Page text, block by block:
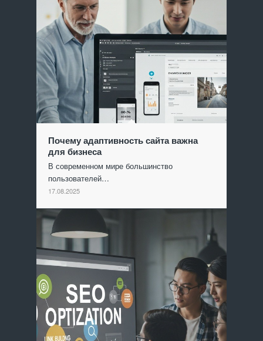
Почему адаптивность сайта важна
для бизнеса
В современном мире большинство
пользователей…
17.08.2025